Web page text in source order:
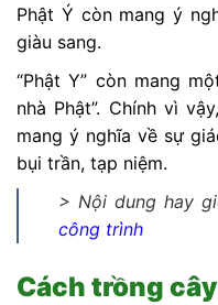
Phật Ý còn mang ý
giàu sang.
“Phật Y” còn mang
nhà Phật”. Chính vì
mang ý nghĩa về sự
bụi trần, tạp niệm.
> Nội dung hay
công trình
Cách trồng